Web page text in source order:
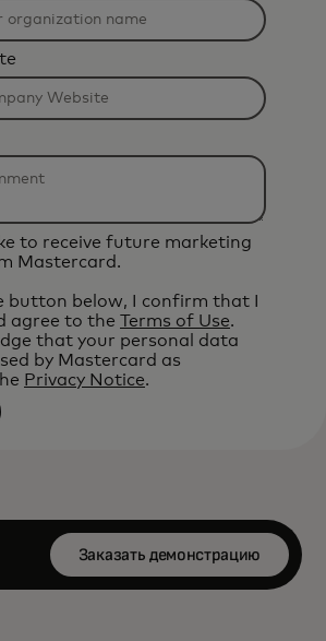
to receive future marketing
Mastercard.
button below, I confirm that I
agree to the Terms of Use.
that your personal data
by Mastercard as
Privacy Notice.
Заказать демонстрацию